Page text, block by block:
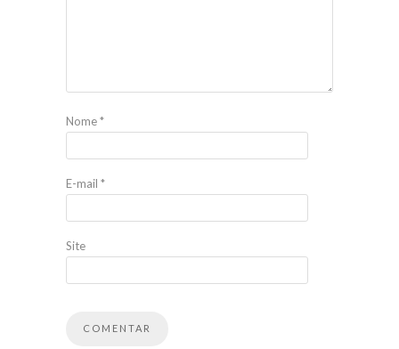
Nome*
E-mail *
Site